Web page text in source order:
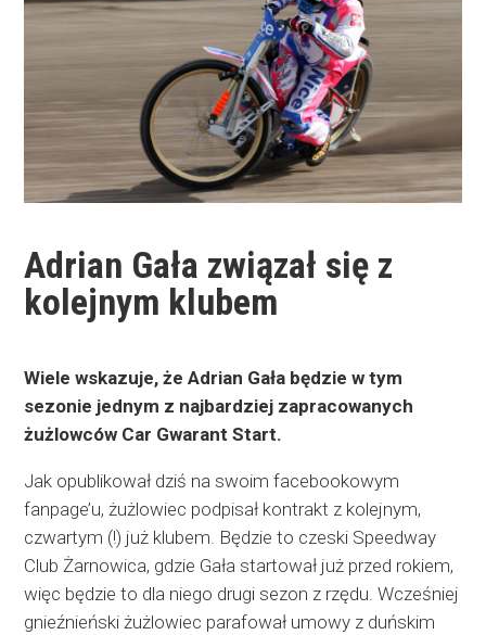
Adrian Gała związał się z
kolejnym klubem
Wiele wskazuje, że Adrian Gała będzie w tym
sezonie jednym z najbardziej zapracowanych
żużlowców Car Gwarant Start.
Jak opublikował dziś na swoim facebookowym
fanpage’u, żużlowiec podpisał kontrakt z kolejnym,
czwartym (!) już klubem. Będzie to czeski Speedway
Club Żarnowica, gdzie Gała startował już przed rokiem,
więc będzie to dla niego drugi sezon z rzędu. Wcześniej
gnieźnieński żużlowiec parafował umowy z duńskim